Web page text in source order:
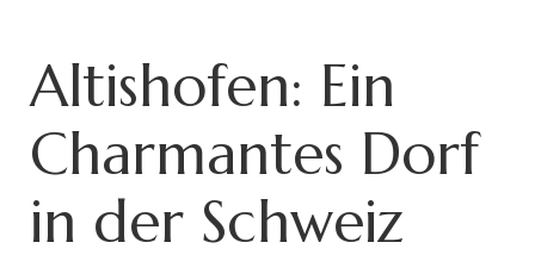
Altishofen: Ein
Charmantes Dorf
in der Schweiz